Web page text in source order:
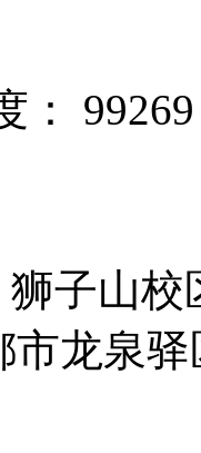
： 99269
子山校
市龙泉